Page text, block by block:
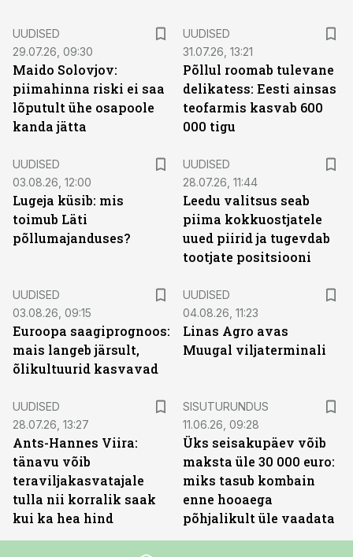
UUDISED
29.07.26, 09:30
Maido Solovjov:
piimahinna riski ei saa
lõputult ühe osapoole
kanda jätta
UUDISED
31.07.26, 13:21
Põllul roomab tulevane
delikatess: Eesti ainsas
teofarmis kasvab 600
000 tigu
UUDISED
03.08.26, 12:00
Lugeja küsib: mis
toimub Läti
põllumajanduses?
UUDISED
28.07.26, 11:44
Leedu valitsus seab
piima kokkuostjatele
uued piirid ja tugevdab
tootjate positsiooni
UUDISED
03.08.26, 09:15
Euroopa saagiprognoos:
mais langeb järsult,
õlikultuurid kasvavad
UUDISED
04.08.26, 11:23
Linas Agro avas
Muugal viljaterminali
UUDISED
28.07.26, 13:27
Ants-Hannes Viira:
tänavu võib
teraviljakasvatajale
tulla nii korralik saak
kui ka hea hind
SISUTURUNDUS
11.06.26, 09:28
Üks seisakupäev võib
maksta üle 30 000 euro:
miks tasub kombain
enne hooaega
põhjalikult üle vaadata